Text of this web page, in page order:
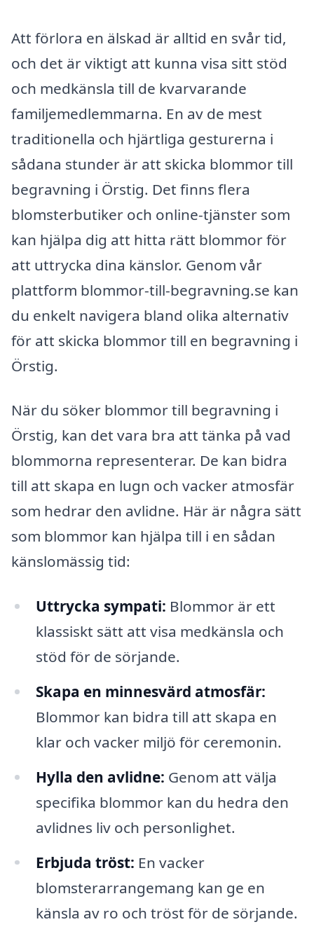
Att förlora en älskad är alltid en svår tid,
och det är viktigt att kunna visa sitt stöd
och medkänsla till de kvarvarande
familjemedlemmarna. En av de mest
traditionella och hjärtliga gesturerna i
sådana stunder är att skicka blommor till
begravning i Örstig. Det finns flera
blomsterbutiker och online-tjänster som
kan hjälpa dig att hitta rätt blommor för
att uttrycka dina känslor. Genom vår
plattform blommor-till-begravning.se kan
du enkelt navigera bland olika alternativ
för att skicka blommor till en begravning i
Örstig.
När du söker blommor till begravning i
Örstig, kan det vara bra att tänka på vad
blommorna representerar. De kan bidra
till att skapa en lugn och vacker atmosfär
som hedrar den avlidne. Här är några sätt
som blommor kan hjälpa till i en sådan
känslomässig tid:
Uttrycka sympati: Blommor är ett
klassiskt sätt att visa medkänsla och
stöd för de sörjande.
Skapa en minnesvärd atmosfär:
Blommor kan bidra till att skapa en
klar och vacker miljö för ceremonin.
Hylla den avlidne: Genom att välja
specifika blommor kan du hedra den
avlidnes liv och personlighet.
Erbjuda tröst: En vacker
blomsterarrangemang kan ge en
känsla av ro och tröst för de sörjande.